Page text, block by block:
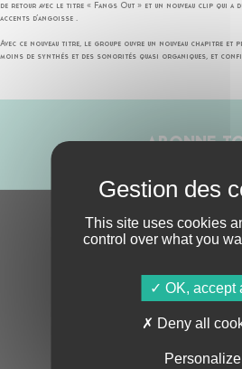
de retour avec le titre « Fangs Out » et un nouveau clip qui a
accents d’angoisse .
Avec ce nouveau titre, le groupe ouvre un nouveau chapitre et
moins de synthés et des sonorités quasi organiques, et
ABONNE-
S'ABONNER À LA
En cochant cette case, j’accepte laPolitique
This site uses cookies
control over what you
OK, accept
Deny all
Personalize